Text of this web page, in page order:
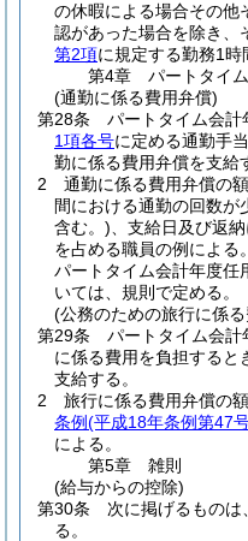
の休暇による場合その他
認があった場合を除き、
第2項に規定する勤務1時
第4章
パートタイ
(通勤に係る費用弁償)
第28条
パートタイム会計
1項各号に定める通勤手
勤に係る費用弁償を支給
2
通勤に係る費用弁償の額
間における通勤の回数が
含む。) 、支給日及び返
を占める職員の例による。
パートタイム会計年度任
いては、規則で定める。
(公務のための旅行に係
第29条
パートタイム会計
に係る費用を負担すると
支給する。
2
旅行に係る費用弁償の額
条例(平成18年条例第47
による。
第5章
雑則
(給与からの控除)
第30条
次に掲げるものは
る。